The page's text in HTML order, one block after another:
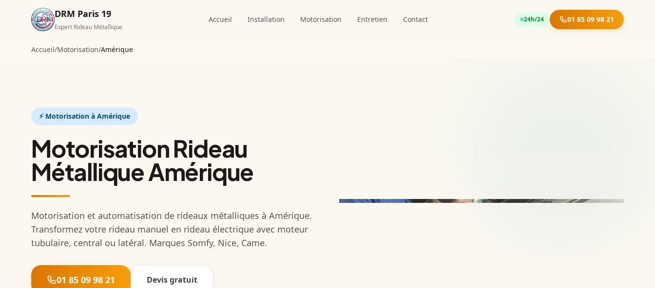
DRM Paris 19
Expert Rideau Métallique
Accueil Installation Motorisation Entretien Contact 24h/24 01 85 09 98 21
Accueil/Motorisation/Amérique
⚡ Motorisation à Amérique
Motorisation Rideau
Métallique Amérique
Motorisation et automatisation de rideaux métalliques à Amérique.
Transformez votre rideau manuel en rideau électrique avec moteur
tubulaire, central ou latéral. Marques Somfy, Nice, Came.
01 85 09 98 21 Devis gratuit